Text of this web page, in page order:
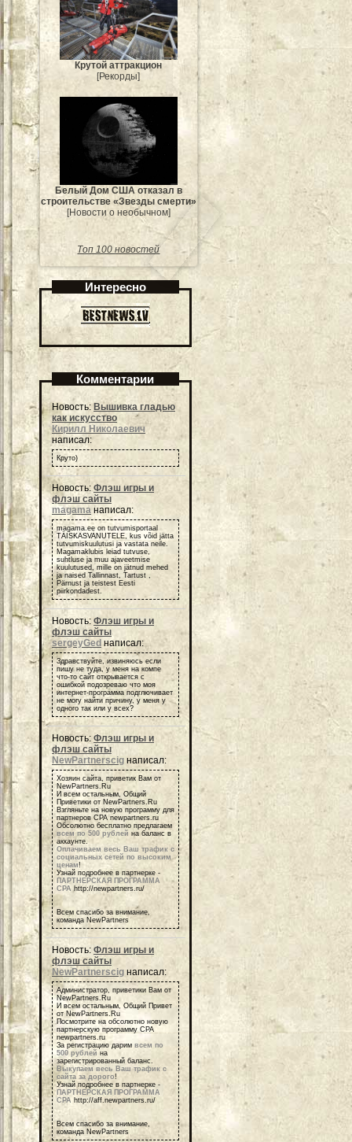
Крутой аттракцион
[Рекорды]
Белый Дом США отказал в
строительстве «Звезды смерти»
[Новости о необычном]
Топ 100 новостей
Интересно
Комментарии
Новость: Вышивка гладью
как искусство
Кирилл Николаевич
написал:
Круто)
Новость: Флэш игры и
флэш сайты
magama написал:
magama.ee on tutvumisportaal
TÄISKASVANUTELE, kus võid jätta
tutvumiskuulutusi ja vastata neile.
Magamaklubis leiad tutvuse,
suhtluse ja muu ajaveetmise
kuulutused, mille on jätnud mehed
ja naised Tallinnast, Tartust ,
Pärnust ja teistest Eesti
piirkondadest.
Новость: Флэш игры и
флэш сайты
sergeyGed написал:
Здравствуйте, извиняюсь если
пишу не туда, у меня на компе
что-то сайт открывается с
ошибкой подозреваю что моя
интернет-программа подглючивает
не могу найти причину, у меня у
одного так или у всех?
Новость: Флэш игры и
флэш сайты
NewPartnerscig написал:
Хозяин сайта, приветик Вам от
NewPartners.Ru
И всем остальным, Общий
Приветики от NewPartners.Ru
Взгляньте на новую программу для
партнеров СРА newpartners.ru
Обсолютно бесплатно предлагаем
всем по 500 рублей на баланс в
аккаунте.
Оплачиваем весь Ваш трафик с
социальных сетей по высоким
ценам!
Узнай подробнее в партнерке -
ПАРТНЕРСКАЯ ПРОГРАММА
СРА http://newpartners.ru/
Всем спасибо за внимание,
команда NewPartners
Новость: Флэш игры и
флэш сайты
NewPartnerscig написал:
Администратор, приветики Вам от
NewPartners.Ru
И всем остальным, Общий Привет
от NewPartners.Ru
Посмотрите на обсолютно новую
партнерскую программу СРА
newpartners.ru
За регистрацию дарим всем по
500 рублей на
зарегистрированный баланс.
Выкупаем весь Ваш трафик с
сайта за дорого!
Узнай подробнее в партнерке -
ПАРТНЕРСКАЯ ПРОГРАММА
СРА http://aff.newpartners.ru/
Всем спасибо за внимание,
команда NewPartners